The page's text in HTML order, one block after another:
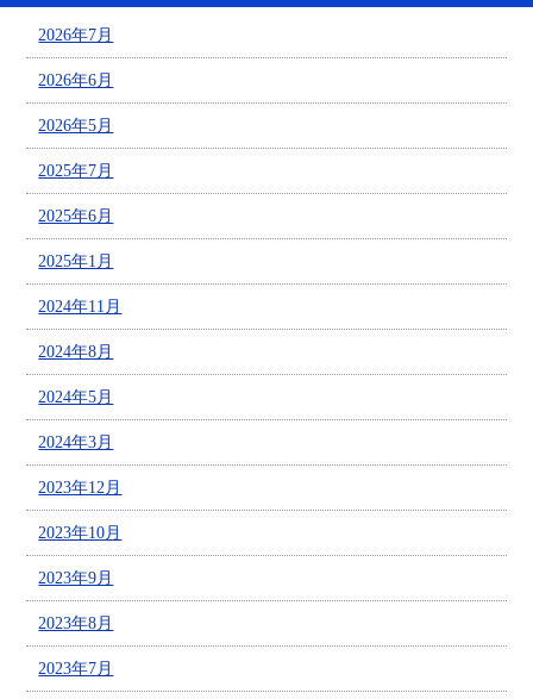
2026年7月
2026年6月
2026年5月
2025年7月
2025年6月
2025年1月
2024年11月
2024年8月
2024年5月
2024年3月
2023年12月
2023年10月
2023年9月
2023年8月
2023年7月